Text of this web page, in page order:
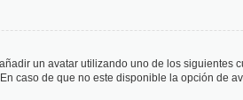
un avatar utilizando uno de los
caso de que no este disponible la opción de